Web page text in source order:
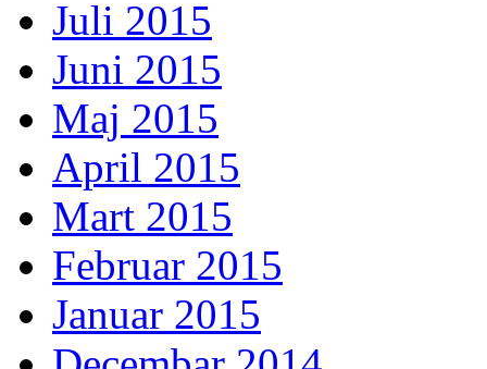
Juli 2015
Juni 2015
Maj 2015
April 2015
Mart 2015
Februar 2015
Januar 2015